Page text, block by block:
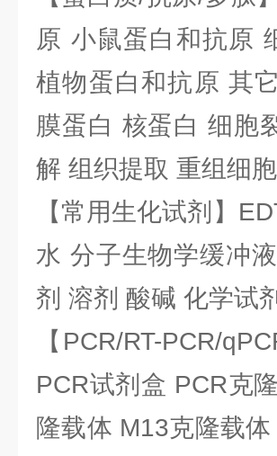
原 小鼠蛋白和抗原
植物蛋白和抗原 其
膜蛋白 核蛋白 细胞
解 组织提取 重组细
【常用生化试剂】
水 分子生物学缓冲
剂 溶剂 酸碱 化学试
【PCR/RT-PCR/
PCR试剂盒 PCR克
隆载体 M13克隆载